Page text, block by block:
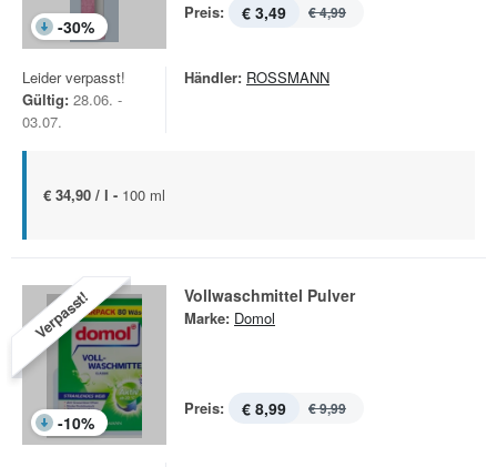
-30%
Preis: € 3,49 € 4,99
Leider verpasst!
Gültig: 28.06. -
03.07.
Händler: ROSSMANN
€ 34,90 / l - 100 ml
Verpasst!
-10%
Vollwaschmittel Pulver
Marke: Domol
Preis: € 8,99 € 9,99